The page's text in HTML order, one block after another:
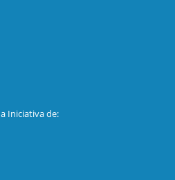
Iniciativa de: